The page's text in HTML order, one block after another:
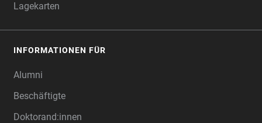
Lagekarten
INFORMATIONEN FÜR
Alumni
Beschäftigte
Doktorand:innen